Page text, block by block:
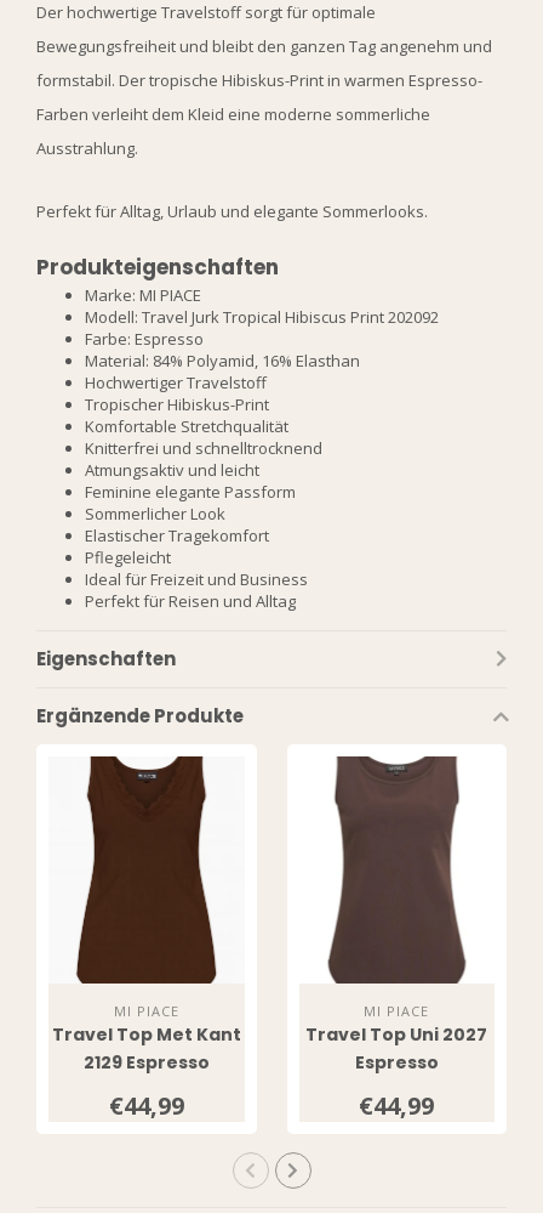
Der hochwertige Travelstoff sorgt für optimale
Bewegungsfreiheit und bleibt den ganzen Tag angenehm und
formstabil. Der tropische Hibiskus-Print in warmen Espresso-
Farben verleiht dem Kleid eine moderne sommerliche
Ausstrahlung.
Perfekt für Alltag, Urlaub und elegante Sommerlooks.
Produkteigenschaften
Marke: MI PIACE
Modell: Travel Jurk Tropical Hibiscus Print 202092
Farbe: Espresso
Material: 84% Polyamid, 16% Elasthan
Hochwertiger Travelstoff
Tropischer Hibiskus-Print
Komfortable Stretchqualität
Knitterfrei und schnelltrocknend
Atmungsaktiv und leicht
Feminine elegante Passform
Sommerlicher Look
Elastischer Tragekomfort
Pflegeleicht
Ideal für Freizeit und Business
Perfekt für Reisen und Alltag
Eigenschaften
Ergänzende Produkte
MI PIACE
Travel Top Met Kant
2129 Espresso
€44,99
MI PIACE
Travel Top Uni 2027
Espresso
€44,99